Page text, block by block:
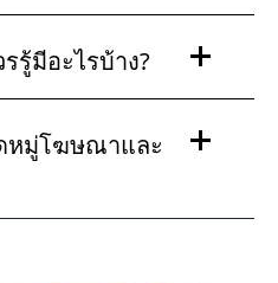
มีอะไรบ้าง?
หมู่โฆษณาและ